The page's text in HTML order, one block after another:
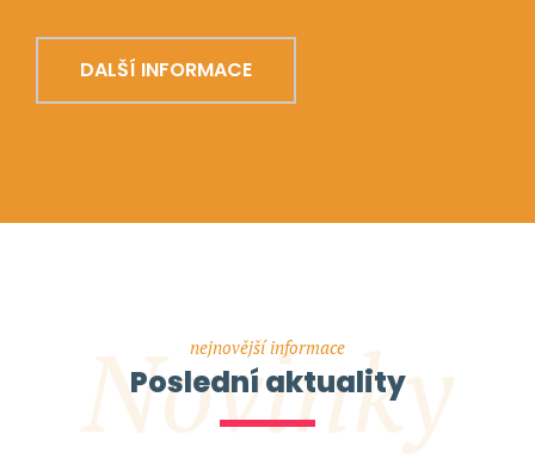
DALŠÍ INFORMACE
Novinky
nejnovější informace
Poslední aktuality